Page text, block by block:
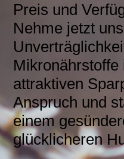
Preis und
Nehme jetzt
Mikronährstoffe
attraktiven
Anspruch und
einem
glücklicheren